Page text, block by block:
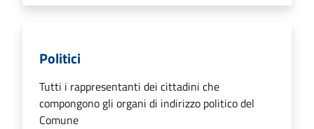
Politici
Tutti i rappresentanti dei cittadini che
compongono gli organi di indirizzo politico del
Comune